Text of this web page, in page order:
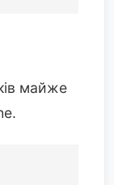
майже